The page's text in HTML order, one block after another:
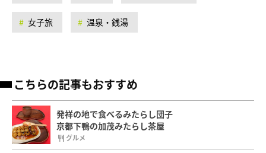
女子旅 温泉・銭湯
こちらの記事もおすすめ
発祥の地で食べるみたらし団子
京都下鴨の加茂みたらし茶屋
グルメ